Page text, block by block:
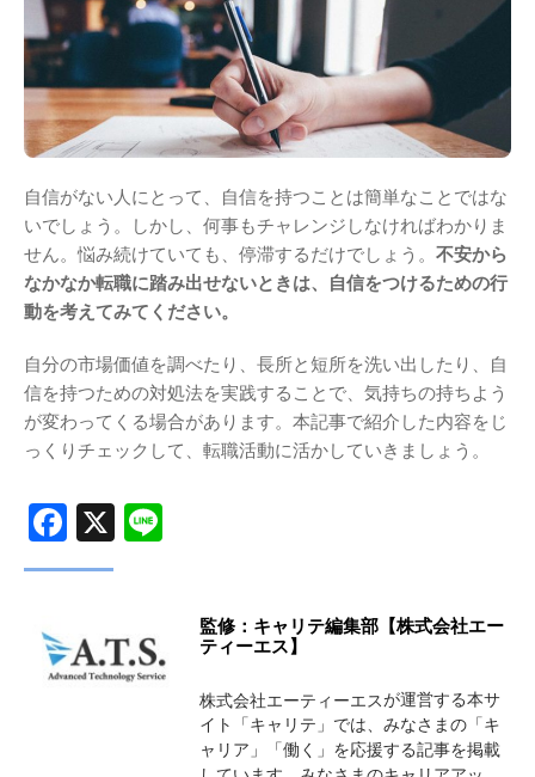
自信がない人にとって、自信を持つことは簡単なことではな
いでしょう。しかし、何事もチャレンジしなければわかりま
せん。悩み続けていても、停滞するだけでしょう。 不安から
なかなか転職に踏み出せないときは、自信をつけるための行
動を考えてみてください。
自分の市場価値を調べたり、長所と短所を洗い出したり、自
信を持つための対処法を実践することで、気持ちの持ちよう
が変わってくる場合があります。本記事で紹介した内容をじ
っくりチェックして、転職活動に活かしていきましょう。
Facebook
X
監修：キャリテ編集部【株式会社エー
ティーエス】
株式会社エーティーエスが運営する本サ
イト「キャリテ」では、みなさまの「キ
ャリア」「働く」を応援する記事を掲載